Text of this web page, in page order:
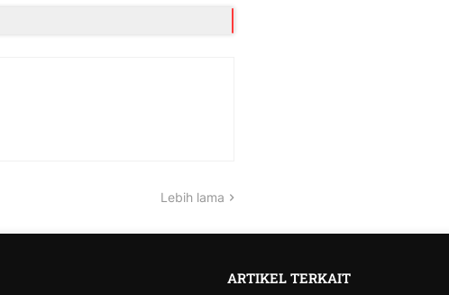
Lebih lama
ARTIKEL TERKAIT